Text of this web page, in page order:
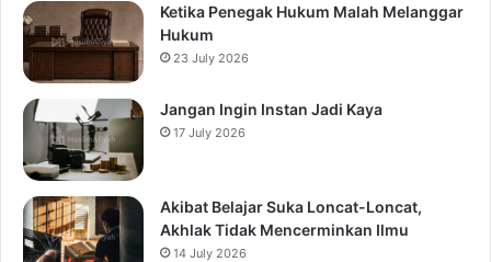
Ketika Penegak Hukum Malah Melanggar
Hukum
23 July 2026
Jangan Ingin Instan Jadi Kaya
17 July 2026
Akibat Belajar Suka Loncat-Loncat,
Akhlak Tidak Mencerminkan Ilmu
14 July 2026